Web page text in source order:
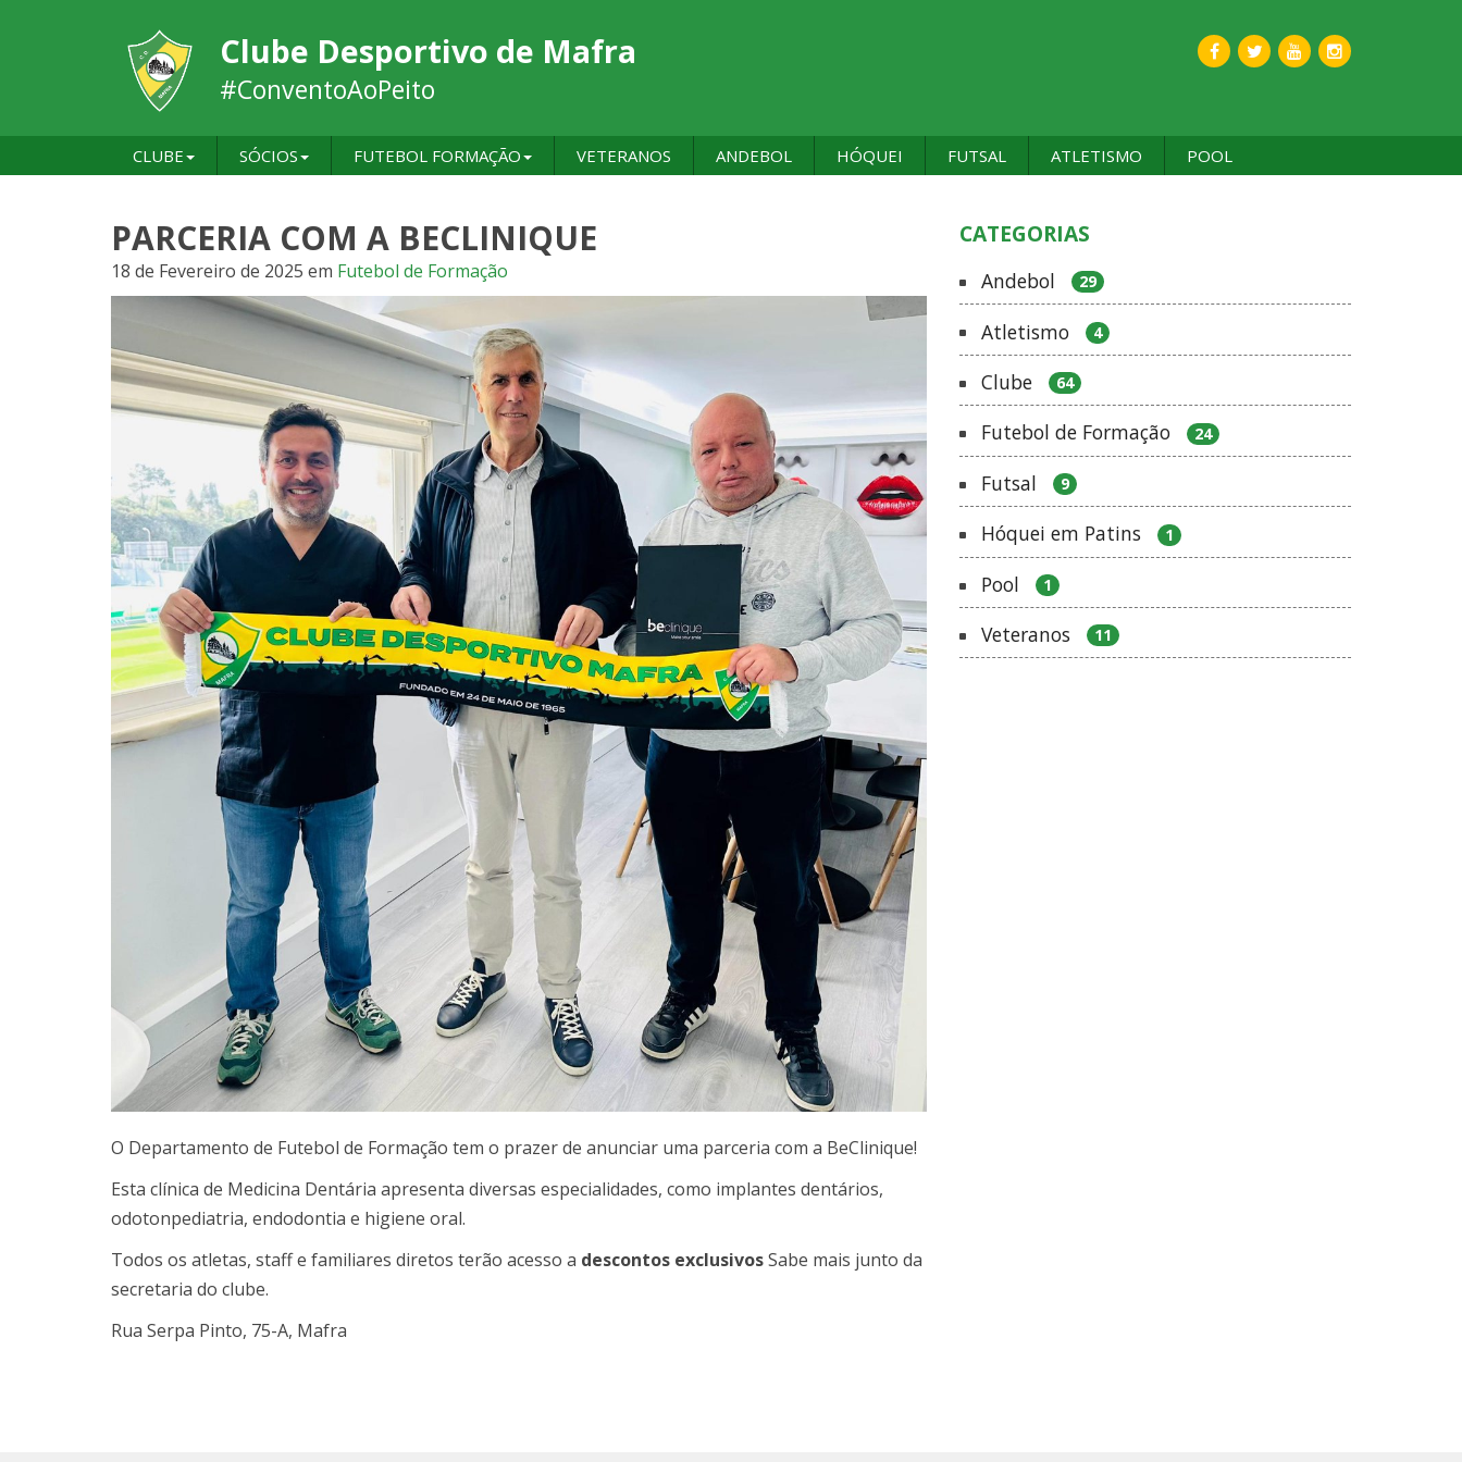
Clube Desportivo de Mafra
#ConventoAoPeito
CLUBE SÓCIOS FUTEBOL FORMAÇÃO VETERANOS ANDEBOL HÓQUEI FUTSAL ATLETISMO POOL
PARCERIA COM A BECLINIQUE
18 de Fevereiro de 2025 em Futebol de Formação
O Departamento de Futebol de Formação tem o prazer de anunciar uma parceria com a BeClinique!
Esta clínica de Medicina Dentária apresenta diversas especialidades, como implantes dentários,
odotonpediatria, endodontia e higiene oral.
Todos os atletas, staff e familiares diretos terão acesso a descontos exclusivosSabe mais junto da
secretaria do clube.
Rua Serpa Pinto, 75-A, Mafra
CATEGORIAS
Andebol 29
Atletismo 4
Clube 64
Futebol de Formação 24
Futsal 9
Hóquei em Patins 1
Pool 1
Veteranos 11